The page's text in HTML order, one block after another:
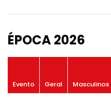
ÉPOCA 2026
Evento Geral Masculinos